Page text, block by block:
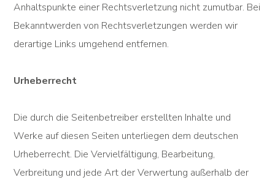
Anhaltspunkte einer Rechtsverletzung nicht zumutbar. Bei
Bekanntwerden von Rechtsverletzungen werden wir
derartige Links umgehend entfernen.
Urheberrecht
Die durch die Seitenbetreiber erstellten Inhalte und
Werke auf diesen Seiten unterliegen dem deutschen
Urheberrecht. Die Vervielfältigung, Bearbeitung,
Verbreitung und jede Art der Verwertung außerhalb der